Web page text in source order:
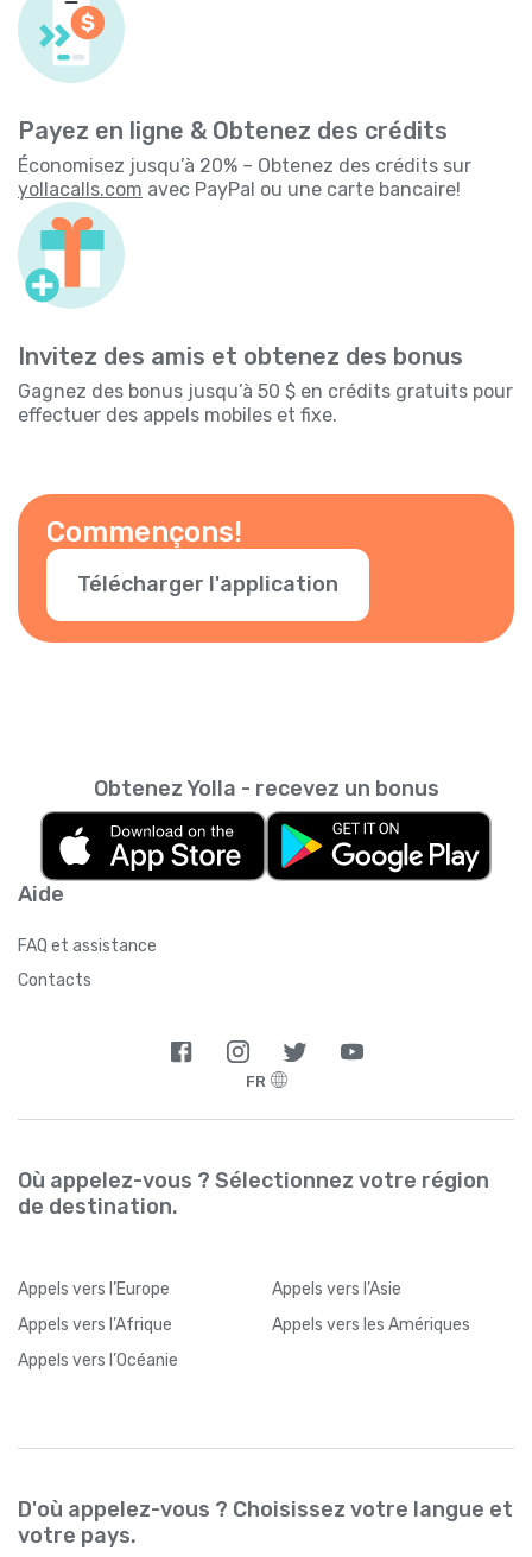
Payez en ligne & Obtenez des crédits
Économisez jusqu’à 20% – Obtenez des crédits sur
yollacalls.com avec PayPal ou une carte bancaire!
Invitez des amis et obtenez des bonus
Gagnez des bonus jusqu’à 50 $ en crédits gratuits pour
effectuer des appels mobiles et fixe.
Commençons!
Télécharger l'application
Aide
FAQ et assistance
Contacts
Obtenez Yolla - recevez un bonus
FR
Où appelez-vous ? Sélectionnez votre région
de destination.
Appels vers l’Europe Appels vers l’Asie
Appels vers l’Afrique Appels vers les Amériques
Appels vers l’Océanie
D'où appelez-vous ? Choisissez votre langue et
votre pays.